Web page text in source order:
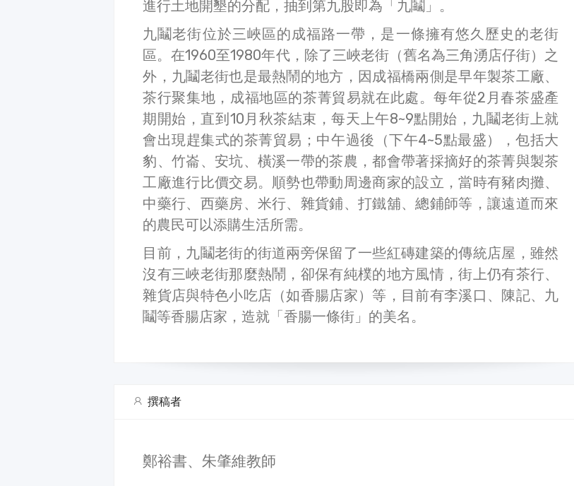
進行土地開墾的分配，抽到第九股即為「九鬮」。
九鬮老街位於三峽區的成福路一帶，是一條擁有悠久歷史的老街
區。在1960至1980年代，除了三峽老街（舊名為三角湧店仔街）之
外，九鬮老街也是最熱鬧的地方，因成福橋兩側是早年製茶工廠、
茶行聚集地，成福地區的茶菁貿易就在此處。每年從2月春茶盛產
期開始，直到10月秋茶結束，每天上午8~9點開始，九鬮老街上就
會出現趕集式的茶菁貿易；中午過後（下午4~5點最盛），包括大
豹、竹崙、安坑、橫溪一帶的茶農，都會帶著採摘好的茶菁與製茶
工廠進行比價交易。順勢也帶動周邊商家的設立，當時有豬肉攤、
中藥行、西藥房、米行、雜貨鋪、打鐵舖、總鋪師等，讓遠道而來
的農民可以添購生活所需。
目前，九鬮老街的街道兩旁保留了一些紅磚建築的傳統店屋，雖然
沒有三峽老街那麼熱鬧，卻保有純樸的地方風情，街上仍有茶行、
雜貨店與特色小吃店（如香腸店家）等，目前有李溪口、陳記、九
鬮等香腸店家，造就「香腸一條街」的美名。
撰稿者
鄭裕書、朱肇維教師